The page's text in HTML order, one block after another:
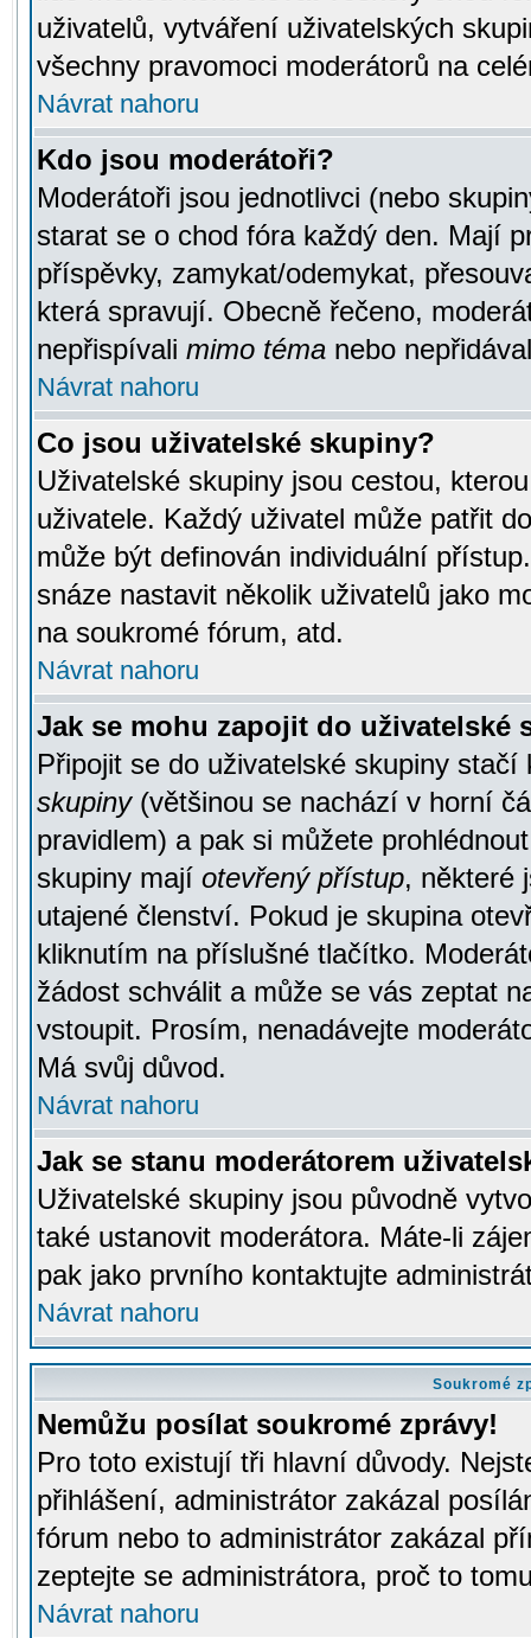
uživatelů, vytváření uživatelských
všechny pravomoci moderátorů na
Návrat nahoru
Kdo jsou moderátoři?
Moderátoři jsou jednotlivci (nebo
starat se o chod fóra každý den. Mají
příspěvky, zamykat/odemykat,
která spravují. Obecně řečeno,
nepřispívali mimo téma nebo
Návrat nahoru
Co jsou uživatelské skupiny?
Uživatelské skupiny jsou cestou,
uživatele. Každý uživatel může patřit
může být definován individuální
snáze nastavit několik uživatelů jako
na soukromé fórum, atd.
Návrat nahoru
Jak se mohu zapojit do uživatelské
Připojit se do uživatelské skupiny
skupiny(většinou se nachází v horní
pravidlem) a pak si můžete
skupiny mají otevřený přístup, některé
utajené členství. Pokud je skupina
kliknutím na příslušné tlačítko.
žádost schválit a může se vás zeptat
vstoupit. Prosím, nenadávejte
Má svůj důvod.
Návrat nahoru
Jak se stanu moderátorem
Uživatelské skupiny jsou původně
také ustanovit moderátora. Máte-li
pak jako prvního kontaktujte
Návrat nahoru
Soukromé
Nemůžu posílat soukromé zprávy!
Pro toto existují tři hlavní důvody.
přihlášení, administrátor zakázal
fórum nebo to administrátor zakázal
zeptejte se administrátora, proč to
Návrat nahoru